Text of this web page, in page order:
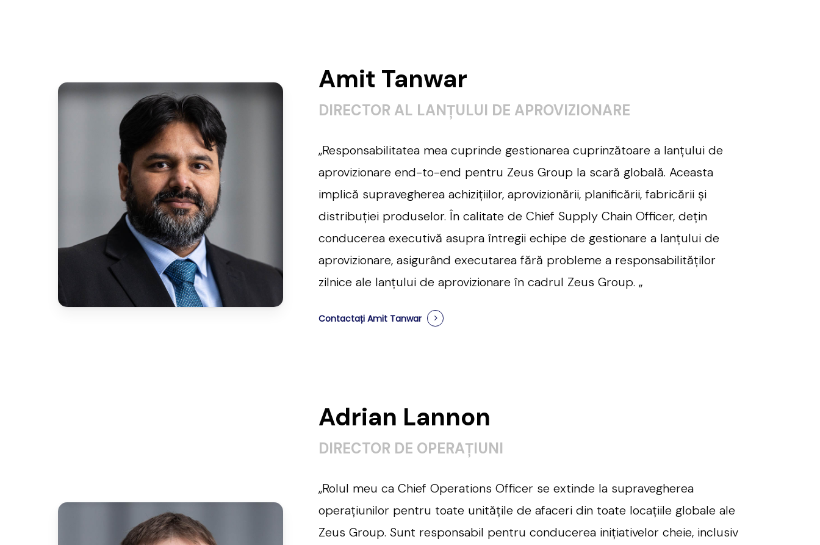
Amit Tanwar
DIRECTOR AL LANȚULUI DE APROVIZIONARE
„Responsabilitatea mea cuprinde gestionarea cuprinzătoare a lanțului de
aprovizionare end-to-end pentru Zeus Group la scară globală. Aceasta
implică supravegherea achizițiilor, aprovizionării, planificării, fabricării și
distribuției produselor. În calitate de Chief Supply Chain Officer, dețin
conducerea executivă asupra întregii echipe de gestionare a lanțului de
aprovizionare, asigurând executarea fără probleme a responsabilităților
zilnice ale lanțului de aprovizionare în cadrul Zeus Group. „
Contactați Amit Tanwar
Adrian Lannon
DIRECTOR DE OPERAȚIUNI
„Rolul meu ca Chief Operations Officer se extinde la supravegherea
operațiunilor pentru toate unitățile de afaceri din toate locațiile globale ale
Zeus Group. Sunt responsabil pentru conducerea inițiativelor cheie, inclusiv